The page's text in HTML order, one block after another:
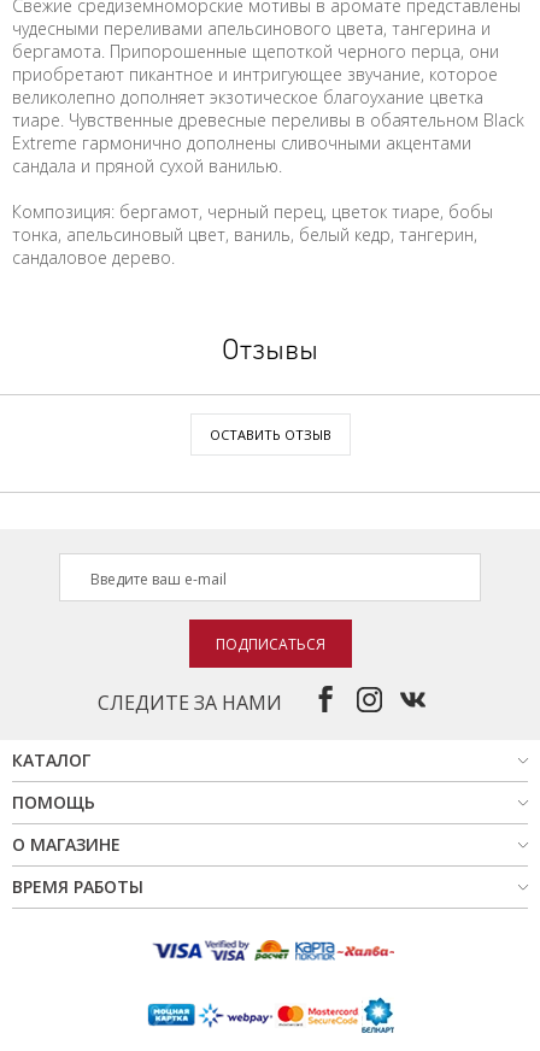
Свежие средиземноморские мотивы в аромате представлены
чудесными переливами апельсинового цвета, тангерина и
бергамота. Припорошенные щепоткой черного перца, они
приобретают пикантное и интригующее звучание, которое
великолепно дополняет экзотическое благоухание цветка
тиаре. Чувственные древесные переливы в обаятельном Black
Extreme гармонично дополнены сливочными акцентами
сандала и пряной сухой ванилью.
Композиция: бергамот, черный перец, цветок тиаре, бобы
тонка, апельсиновый цвет, ваниль, белый кедр, тангерин,
сандаловое дерево.
Отзывы
ОСТАВИТЬ ОТЗЫВ
СЛЕДИТЕ ЗА НАМИ
ПОДПИСАТЬСЯ
КАТАЛОГ
ПОМОЩЬ
О МАГАЗИНЕ
ВРЕМЯ РАБОТЫ